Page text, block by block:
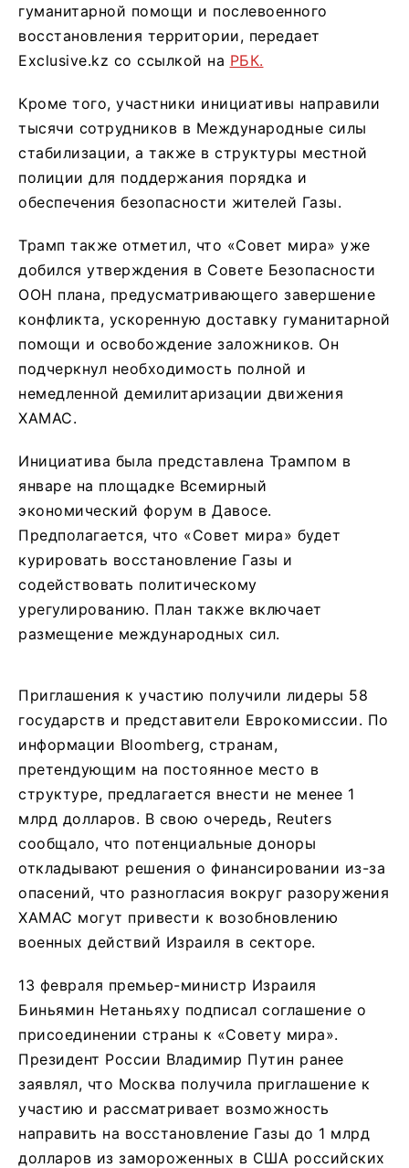
гуманитарной помощи и послевоенного
восстановления территории, передает
Exclusive.kz со ссылкой на РБК.
Кроме того, участники инициативы направили
тысячи сотрудников в Международные силы
стабилизации, а также в структуры местной
полиции для поддержания порядка и
обеспечения безопасности жителей Газы.
Трамп также отметил, что «Совет мира» уже
добился утверждения в Совете Безопасности
ООН плана, предусматривающего завершение
конфликта, ускоренную доставку гуманитарной
помощи и освобождение заложников. Он
подчеркнул необходимость полной и
немедленной демилитаризации движения
ХАМАС.
Инициатива была представлена Трампом в
январе на площадке Всемирный
экономический форум в Давосе.
Предполагается, что «Совет мира» будет
курировать восстановление Газы и
содействовать политическому
урегулированию. План также включает
размещение международных сил.
Приглашения к участию получили лидеры 58
государств и представители Еврокомиссии. По
информации Bloomberg, странам,
претендующим на постоянное место в
структуре, предлагается внести не менее 1
млрд долларов. В свою очередь, Reuters
сообщало, что потенциальные доноры
откладывают решения о финансировании из-за
опасений, что разногласия вокруг разоружения
ХАМАС могут привести к возобновлению
военных действий Израиля в секторе.
13 февраля премьер-министр Израиля
Биньямин Нетаньяху подписал соглашение о
присоединении страны к «Совету мира».
Президент России Владимир Путин ранее
заявлял, что Москва получила приглашение к
участию и рассматривает возможность
направить на восстановление Газы до 1 млрд
долларов из замороженных в США российских